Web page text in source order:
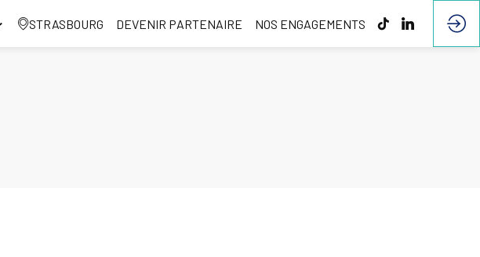
STRASBOURG DEVENIR PARTENAIRE NOS ENGAGEMENTS